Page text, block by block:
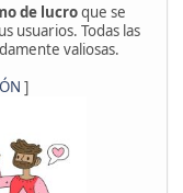
de lucroque se
usuarios. Todas las
valiosas.
]